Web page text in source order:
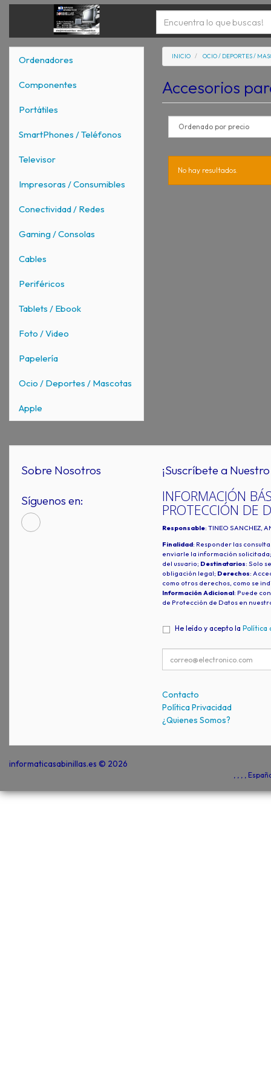
Ordenadores
Componentes
Portátiles
SmartPhones / Teléfonos
Televisor
Impresoras / Consumibles
Conectividad / Redes
Gaming / Consolas
Cables
Periféricos
Tablets / Ebook
Foto / Video
Papelería
Ocio / Deportes / Mascotas
Apple
INICIO OCIO / DEPORTES /
Accesorios
No hay resultados.
Sobre Nosotros
Síguenos en:
¡Suscríbete a
INFORMACIÓN
PROTECCIÓN DE
Responsable: TINEO SANCHEZ,
Finalidad: Responder las
enviarle la información
del usuario; Destinatarios: Solo
obligación legal; Derechos:
como otros derechos, como se
Información Adicional: Puede
de Protección de Datos en
He leído y acepto la Política
Contacto
Política Privacidad
¿Quienes Somos?
informaticasabinillas.es © 2026
, , , ,